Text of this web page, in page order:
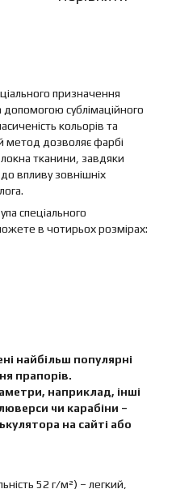
призначення
сублімаційного
кольорів та
метод дозволяє фарбі
тканини, завдяки
впливу зовнішніх
спеціального
в чотирьох розмірах:
найбільш популярні
прапорів.
наприклад, інші
чи карабіни –
на сайті або
52 г/м²) – легкий,